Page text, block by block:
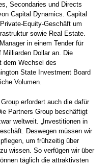
Secondaries und Directs
Capital Dynamics. Capital
Equity-Geschäft um
sowie Real Estate.
in einem Tender für
Dollar an. Die
dem Wechsel des
State Investment Board
Volumen.
erfordert auch die dafür
Partners Group beschäftigt
weltweit. „Investitionen in
Deswegen müssen wir
um frühzeitig über
wissen. So verfügen wir über
täglich die attraktivsten